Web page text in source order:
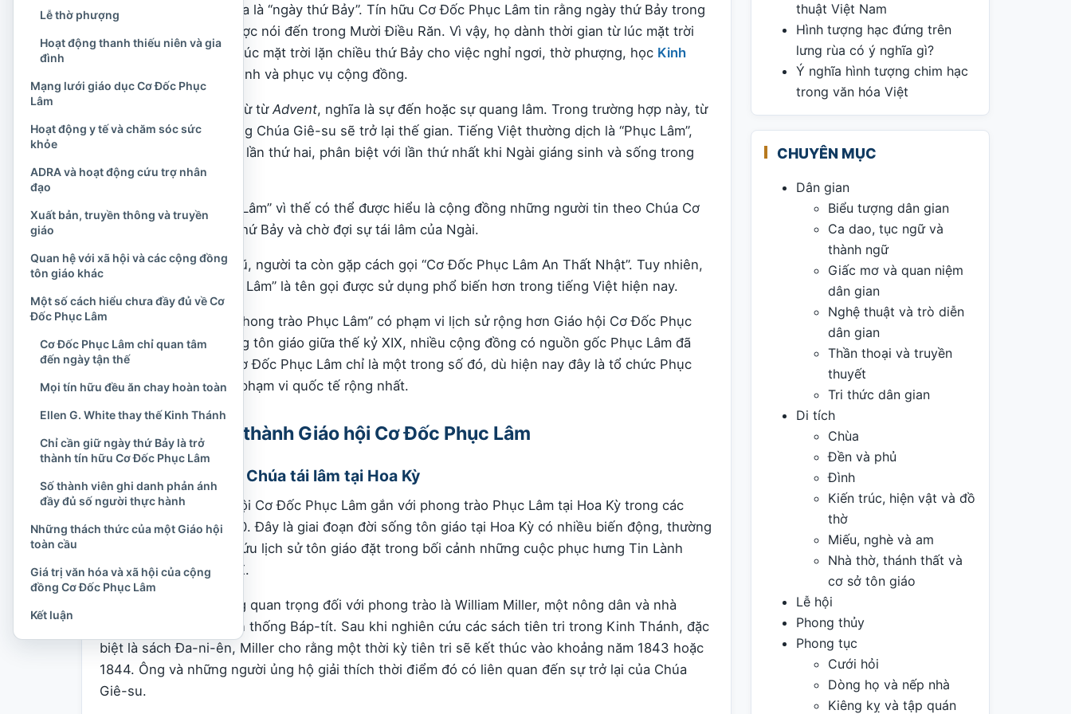
“Seventh-day” có nghĩa là “ngày thứ Bảy”. Tín hữu Cơ Đốc Phục Lâm tin rằng ngày thứ Bảy trong
tuần là ngày Sa-bát được nói đến trong Mười Điều Răn. Vì vậy, họ dành thời gian từ lúc mặt trời
lặn chiều thứ Sáu đến lúc mặt trời lặn chiều thứ Bảy cho việc nghỉ ngơi, thờ phượng, học Kinh
, sinh hoạt gia đình và phục vụ cộng đồng.
“Adventist” bắt nguồn từ từ Advent, nghĩa là sự đến hoặc sự quang lâm. Trong trường hợp này, từ
đó nói đến niềm tin rằng Chúa Giê-su sẽ trở lại thế gian. Tiếng Việt thường dịch là “Phục Lâm”,
tức Chúa Giê-su trở lại lần thứ hai, phân biệt với lần thứ nhất khi Ngài giáng sinh và sống trong
lịch sử nhân loại.
Tên gọi “Cơ Đốc Phục Lâm” vì thế có thể được hiểu là cộng đồng những người tin theo Chúa Cơ
Đốc, giữ ngày Sa-bát thứ Bảy và chờ đợi sự tái lâm của Ngài.
Trong một số tài liệu cũ, người ta còn gặp cách gọi “Cơ Đốc Phục Lâm An Thất Nhật”. Tuy nhiên,
“Giáo hội Cơ Đốc Phục Lâm” là tên gọi được sử dụng phổ biến hơn trong tiếng Việt hiện nay.
Cũng cần lưu ý rằng “phong trào Phục Lâm” có phạm vi lịch sử rộng hơn Giáo hội Cơ Đốc Phục
Lâm. Sau các biến động tôn giáo giữa thế kỷ XIX, nhiều cộng đồng có nguồn gốc Phục Lâm đã
hình thành. Giáo hội Cơ Đốc Phục Lâm chỉ là một trong số đó, dù hiện nay đây là tổ chức Phục
Lâm có quy mô lớn và phạm vi quốc tế rộng nhất.
Nguồn gốc hình thành Giáo hội Cơ Đốc Phục Lâm
Phong trào chờ đợi Chúa tái lâm tại Hoa Kỳ
Nguồn gốc của Giáo hội Cơ Đốc Phục Lâm gắn với phong trào Phục Lâm tại Hoa Kỳ trong các
thập niên 1830 và 1840. Đây là giai đoạn đời sống tôn giáo tại Hoa Kỳ có nhiều biến động, thường
được các nhà nghiên cứu lịch sử tôn giáo đặt trong bối cảnh những cuộc phục hưng Tin Lành
rộng lớn của thế kỷ XIX.
Nhân vật có ảnh hưởng quan trọng đối với phong trào là William Miller, một nông dân và nhà
giảng đạo thuộc truyền thống Báp-tít. Sau khi nghiên cứu các sách tiên tri trong Kinh Thánh, đặc
biệt là sách Đa-ni-ên, Miller cho rằng một thời kỳ tiên tri sẽ kết thúc vào khoảng năm 1843 hoặc
1844. Ông và những người ủng hộ giải thích thời điểm đó có liên quan đến sự trở lại của Chúa
Giê-su.
thuật Việt Nam
Hình tượng hạc đứng trên
lưng rùa có ý nghĩa gì?
Ý nghĩa hình tượng chim hạc
trong văn hóa Việt
CHUYÊN MỤC
Dân gian
Biểu tượng dân gian
Ca dao, tục ngữ và
thành ngữ
Giấc mơ và quan niệm
dân gian
Nghệ thuật và trò diễn
dân gian
Thần thoại và truyền
thuyết
Tri thức dân gian
Di tích
Chùa
Đền và phủ
Đình
Kiến trúc, hiện vật và đồ
thờ
Miếu, nghè và am
Nhà thờ, thánh thất và
cơ sở tôn giáo
Lễ hội
Phong thủy
Phong tục
Cưới hỏi
Dòng họ và nếp nhà
Kiêng kỵ và tập quán
Lễ thờ phượng
Hoạt động thanh thiếu niên và gia
đình
Mạng lưới giáo dục Cơ Đốc Phục
Lâm
Hoạt động y tế và chăm sóc sức
khỏe
ADRA và hoạt động cứu trợ nhân
đạo
Xuất bản, truyền thông và truyền
giáo
Quan hệ với xã hội và các cộng đồng
tôn giáo khác
Một số cách hiểu chưa đầy đủ về Cơ
Đốc Phục Lâm
Cơ Đốc Phục Lâm chỉ quan tâm
đến ngày tận thế
Mọi tín hữu đều ăn chay hoàn toàn
Ellen G. White thay thế Kinh Thánh
Chỉ cần giữ ngày thứ Bảy là trở
thành tín hữu Cơ Đốc Phục Lâm
Số thành viên ghi danh phản ánh
đầy đủ số người thực hành
Những thách thức của một Giáo hội
toàn cầu
Giá trị văn hóa và xã hội của cộng
đồng Cơ Đốc Phục Lâm
Kết luận